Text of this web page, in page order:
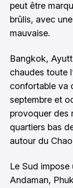
peut être
brûlis, avec
mauvaise.
Bangkok,
chaudes toute
confortable va
septembre et
provoquer des
quartiers bas
autour du
Le Sud
Andaman,